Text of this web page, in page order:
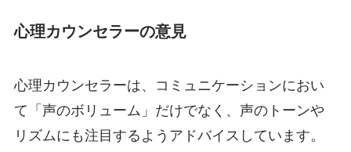
心理カウンセラーの意見
心理カウンセラーは、コミュニケーションにおい
て「声のボリューム」だけでなく、声のトーンや
リズムにも注目するようアドバイスしています。